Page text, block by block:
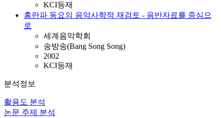
KCI등재
홍란파 동요의 음악사학적 재검토 - 음반자료를 중심으
로
세계음악학회
송방송(Bang Song Song)
2002
KCI등재
분석정보
활용도 분석
논문 주제 분석